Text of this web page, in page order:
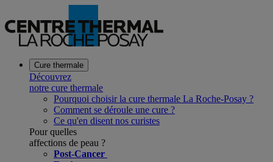
Cure thermale
Découvrez
notre cure thermale
Pourquoi choisir la cure thermale La Roche-Posay ?
Comment se déroule une cure ?
Ce qu'en disent nos curistes
Pour quelles
affections de peau ?
Post-Cancer